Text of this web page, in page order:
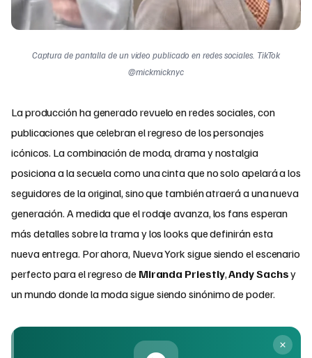
Captura de pantalla de un video publicado en redes sociales. TikTok
@mickmicknyc
La producción ha generado revuelo en redes sociales, con
publicaciones que celebran el regreso de los personajes
icónicos. La combinación de moda, drama y nostalgia
posiciona a la secuela como una cinta que no solo apelará a los
seguidores de la original, sino que también atraerá a una nueva
generación. A medida que el rodaje avanza, los fans esperan
más detalles sobre la trama y los looks que definirán esta
nueva entrega. Por ahora, Nueva York sigue siendo el escenario
perfecto para el regreso de Miranda Priestly,Andy Sachsy
un mundo donde la moda sigue siendo sinónimo de poder.